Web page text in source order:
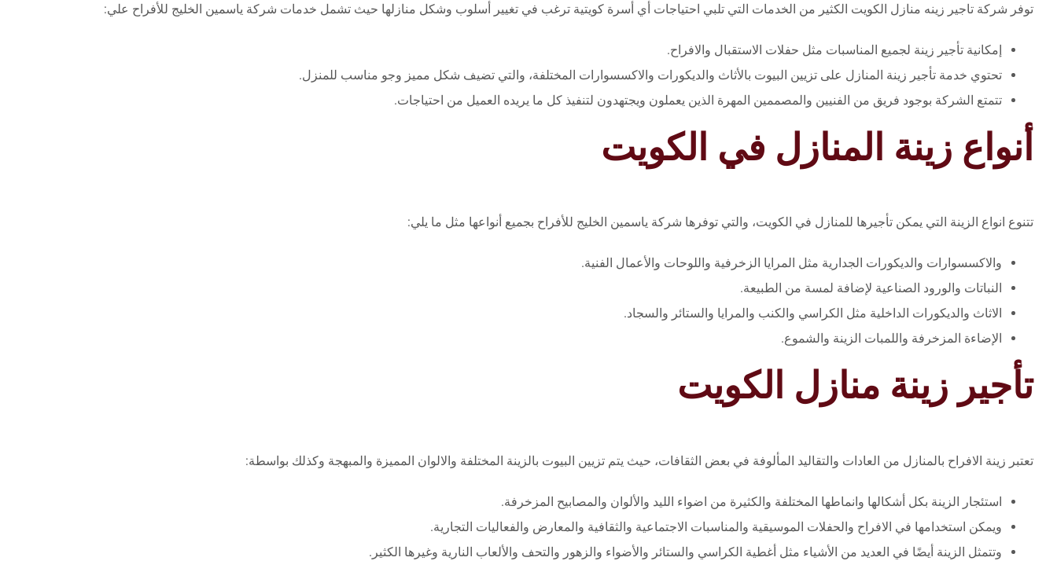
توفر شركة تاجير زينه منازل الكويت الكثير من الخدمات التي تلبي احتياجات أي أسرة كويتية ترغب في تغيير أسلوب وشكل منازلها حيث تشمل خدمات شركة ياسمين الخليج للأفراح علي:
إمكانية تأجير زينة لجميع المناسبات مثل حفلات الاستقبال والافراح.
تحتوي خدمة تأجير زينة المنازل على تزيين البيوت بالأثاث والديكورات والاكسسوارات المختلفة، والتي تضيف شكل مميز وجو مناسب للمنزل.
تتمتع الشركة بوجود فريق من الفنيين والمصممين المهرة الذين يعملون ويجتهدون لتنفيذ كل ما يريده العميل من احتياجات.
أنواع زينة المنازل في الكويت
تتنوع انواع الزينة التي يمكن تأجيرها للمنازل في الكويت، والتي توفرها شركة ياسمين الخليج للأفراح بجميع أنواعها مثل ما يلي:
والاكسسوارات والديكورات الجدارية مثل المرايا الزخرفية واللوحات والأعمال الفنية.
النباتات والورود الصناعية لإضافة لمسة من الطبيعة.
الاثاث والديكورات الداخلية مثل الكراسي والكنب والمرايا والستائر والسجاد.
الإضاءة المزخرفة واللمبات الزينة والشموع.
تأجير زينة منازل الكويت
تعتبر زينة الافراح بالمنازل من العادات والتقاليد المألوفة في بعض الثقافات، حيث يتم تزيين البيوت بالزينة المختلفة والالوان المميزة والمبهجة وكذلك بواسطة:
استئجار الزينة بكل أشكالها وانماطها المختلفة والكثيرة من اضواء الليد والألوان والمصابيح المزخرفة.
ويمكن استخدامها في الافراح والحفلات الموسيقية والمناسبات الاجتماعية والثقافية والمعارض والفعاليات التجارية.
وتتمثل الزينة أيضًا في العديد من الأشياء مثل أغطية الكراسي والستائر والأضواء والزهور والتحف والألعاب النارية وغيرها الكثير.